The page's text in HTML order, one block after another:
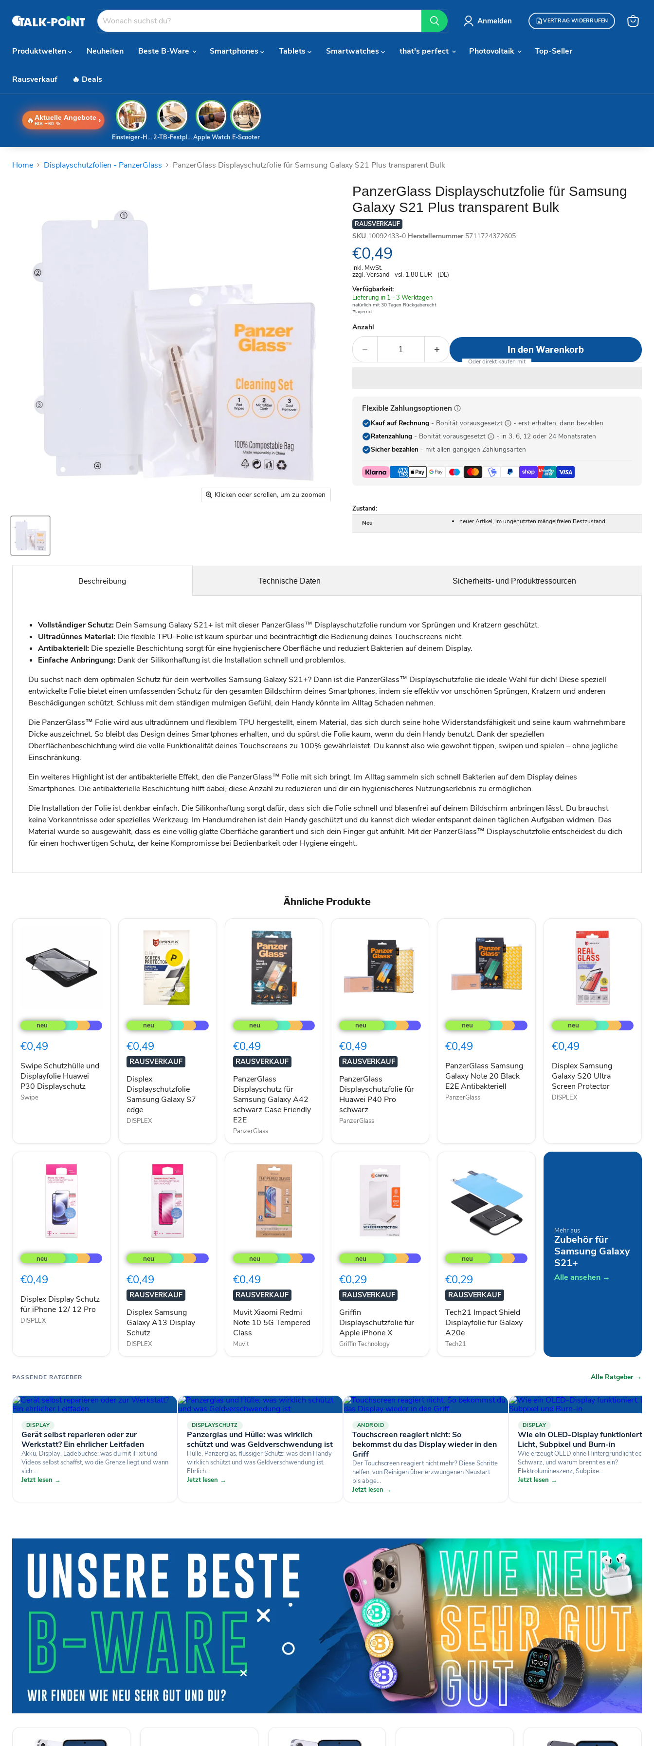
Anmelden VERTRAG WIDERRUFEN
Produktwelten
Neuheiten Beste B-Ware Smartphones Tablets Smartwatches that's perfect Photovoltaik Top-Seller
Rausverkauf 🔥 Deals
🔥 Aktuelle Angebote
BIS −60 % ›
E-Scooter
Apple Watch
2-TB-Festplatte
Einsteiger-Handy
Home Displayschutzfolien - PanzerGlass PanzerGlass Displayschutzfolie für Samsung Galaxy S21 Plus transparent Bulk
Klicken oder scrollen, um zu zoomen
PanzerGlass Displayschutzfolie für Samsung
Galaxy S21 Plus transparent Bulk
RAUSVERKAUF
SKU 10092433-0 Herstellernummer 5711724372605
Aktueller Preis
€0,49
inkl. MwSt.
zzgl. Versand - vsl. 1,80 EUR - (DE)
Verfügbarkeit:
Verfügbar
-
Lieferung in 1 - 3 Werktagen
natürlich mit 30 Tagen Rückgaberecht
#lagernd
Anzahl
In den Warenkorb
Flexible Zahlungsoptionen
Kauf auf Rechnung- Bonität vorausgesetzt
- erst erhalten, dann bezahlen
Ratenzahlung- Bonität vorausgesetzt
- in 3, 6, 12 oder 24 Monatsraten
Sicher bezahlen- mit allen gängigen Zahlungsarten
Zustand:
Neu neuer Artikel, im ungenutzten mängelfreien Bestzustand
Beschreibung
Vollständiger Schutz: Dein Samsung Galaxy S21+ ist mit dieser PanzerGlass™ Displayschutzfolie rundum vor Sprüngen und Kratzern geschützt.
Ultradünnes Material: Die flexible TPU-Folie ist kaum spürbar und beeinträchtigt die Bedienung deines Touchscreens nicht.
Antibakteriell: Die spezielle Beschichtung sorgt für eine hygienischere Oberfläche und reduziert Bakterien auf deinem Display.
Einfache Anbringung: Dank der Silikonhaftung ist die Installation schnell und problemlos.
Du suchst nach dem optimalen Schutz für dein wertvolles Samsung Galaxy S21+? Dann ist die PanzerGlass™ Displayschutzfolie die ideale Wahl für dich! Diese speziell
entwickelte Folie bietet einen umfassenden Schutz für den gesamten Bildschirm deines Smartphones, indem sie effektiv vor unschönen Sprüngen, Kratzern und anderen
Beschädigungen schützt. Schluss mit dem ständigen mulmigen Gefühl, dein Handy könnte im Alltag Schaden nehmen.
Die PanzerGlass™ Folie wird aus ultradünnem und flexiblem TPU hergestellt, einem Material, das sich durch seine hohe Widerstandsfähigkeit und seine kaum wahrnehmbare
Dicke auszeichnet. So bleibt das Design deines Smartphones erhalten, und du spürst die Folie kaum, wenn du dein Handy benutzt. Dank der speziellen
Oberflächenbeschichtung wird die volle Funktionalität deines Touchscreens zu 100% gewährleistet. Du kannst also wie gewohnt tippen, swipen und spielen – ohne jegliche
Einschränkung.
Ein weiteres Highlight ist der antibakterielle Effekt, den die PanzerGlass™ Folie mit sich bringt. Im Alltag sammeln sich schnell Bakterien auf dem Display deines
Smartphones. Die antibakterielle Beschichtung hilft dabei, diese Anzahl zu reduzieren und dir ein hygienischeres Nutzungserlebnis zu ermöglichen.
Die Installation der Folie ist denkbar einfach. Die Silikonhaftung sorgt dafür, dass sich die Folie schnell und blasenfrei auf deinem Bildschirm anbringen lässt. Du brauchst
keine Vorkenntnisse oder spezielles Werkzeug. Im Handumdrehen ist dein Handy geschützt und du kannst dich wieder entspannt deinen täglichen Aufgaben widmen. Das
Material wurde so ausgewählt, dass es eine völlig glatte Oberfläche garantiert und sich dein Finger gut anfühlt. Mit der PanzerGlass™ Displayschutzfolie entscheidest du dich
für einen hochwertigen Schutz, der keine Kompromisse bei Bedienbarkeit oder Hygiene eingeht.
Technische Daten Sicherheits- und Produktressourcen
Ähnliche Produkte
Schutzhülle
und
Huawei
Displayschutz
€0,49
Swipe Schutzhülle und
Displayfolie Huawei
P30 Displayschutz
Swipe
Displayschutzfolie
Samsung
S7
edge
€0,49
RAUSVERKAUF
Displex
Displayschutzfolie
Samsung Galaxy S7
edge
DISPLEX
Displayschutz
für
Galaxy
A42
schwarz
Case
Friendly
E2E
€0,49
RAUSVERKAUF
PanzerGlass
Displayschutz für
Samsung Galaxy A42
schwarz Case Friendly
E2E
PanzerGlass
Displayschutzfolie
für
P40
Pro
schwarz
€0,49
RAUSVERKAUF
PanzerGlass
Displayschutzfolie für
Huawei P40 Pro
schwarz
PanzerGlass
Samsung
Galaxy
20
E2E
Antibakteriell
€0,49
PanzerGlass Samsung
Galaxy Note 20 Black
E2E Antibakteriell
PanzerGlass
Samsung
Galaxy
Ultra
Protector
€0,49
Displex Samsung
Galaxy S20 Ultra
Screen Protector
DISPLEX
Display
Schutz
iPhone
12
Pro
€0,49
Displex Display Schutz
für iPhone 12/ 12 Pro
DISPLEX
Samsung
Galaxy
Display
Schutz
€0,49
RAUSVERKAUF
Displex Samsung
Galaxy A13 Display
Schutz
DISPLEX
Xiaomi
Redmi
10
5G
Tempered
Class
€0,49
RAUSVERKAUF
Muvit Xiaomi Redmi
Note 10 5G Tempered
Class
Muvit
Displayschutzfolie
für
iPhone
X
€0,29
RAUSVERKAUF
Griffin
Displayschutzfolie für
Apple iPhone X
Griffin Technology
Impact
Shield
für
Galaxy
A20e
€0,29
RAUSVERKAUF
Tech21 Impact Shield
Displayfolie für Galaxy
A20e
Tech21
Mehr aus
Zubehör für
Samsung Galaxy
S21+
Alle ansehen →
PASSENDE RATGEBER Alle Ratgeber →
DISPLAY
Gerät selbst reparieren oder zur
Werkstatt? Ein ehrlicher Leitfaden
Akku, Display, Ladebuchse: was du mit iFixit und
Videos selbst schaffst, wo die Grenze liegt und wann
sich ...
Jetzt lesen →
DISPLAYSCHUTZ
Panzerglas und Hülle: was wirklich
schützt und was Geldverschwendung ist
Hülle, Panzerglas, flüssiger Schutz: was dein Handy
wirklich schützt und was Geldverschwendung ist.
Ehrlich...
Jetzt lesen →
ANDROID
Touchscreen reagiert nicht: So
bekommst du das Display wieder in den
Griff
Der Touchscreen reagiert nicht mehr? Diese Schritte
helfen, von Reinigen über erzwungenen Neustart
bis abge...
Jetzt lesen →
DISPLAY
Wie ein OLED-Display funktioniert:
Licht, Subpixel und Burn-in
Wie erzeugt OLED ohne Hintergrundlicht echtes
Schwarz, und warum brennt es ein?
Elektrolumineszenz, Subpixe...
Jetzt lesen →